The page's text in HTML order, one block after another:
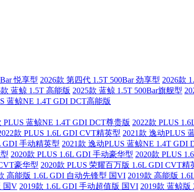
悦享型 2026款 第四代 1.5T 500Bar 劲享型 2026款
款 蓝鲸 1.5T 高能版 2025款 蓝鲸 1.5T 500Bar旗舰型
蓝鲸NE 1.4T GDI DCT高能版
PLUS 蓝鲸NE 1.4T GDI DCT尊贵版 2022款 PLUS
款 PLUS 1.6L GDI CVT精英型 2021款 逸动PLUS
GDI 手动精英型 2021款 逸动PLUS 蓝鲸NE 1.4T GDI
2020款 PLUS 1.6L GDI 手动豪华型 2020款 PLUS
豪华型 2020款 PLUS 荣耀百万版 1.6L GDI CVT精
高能版 1.6L GDI 自动先锋型 国VI 2019款 高能版
国V 2019款 1.6L GDI 手动超值版 国VI 2019款 蓝鲸